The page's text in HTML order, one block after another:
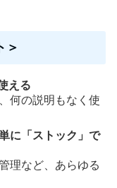
＞
える
何の説明もなく使
に「ストック」で
理など、あらゆる